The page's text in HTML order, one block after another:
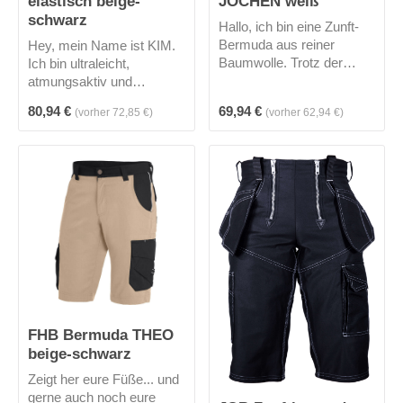
schwarz
Hey, mein Name ist KIM.
Ich bin ultraleicht,
atmungsaktiv und
FHB Vollzwirn-Gewebe.
Außerdem bin ich
widerstandsfähig im
Gesäß-, Schritt- und
Oberschenkelbereich
durch Cordura-Strech-
Material. Ich bin
körperbetont geschnitten,
besitze elastische 3D-
Frinlock-Einsätze für eine
Taschenbereich (Stift-,
Messer- und Zollstock)
verschließbarer
Regulärer Preis:
80,94 € (vorher 72,85 €)
Hallo, ich bin eine Zunft-
Bermuda aus reiner
Baumwolle. Trotz der
Doppel-Pilot Stoff ideal für
den Sommer, da er
angenehm zu tragen ist
und Feuchtigkeit
absorbiert. Mich gibt es in
3 Farben.
Regulärer Preis:
69,94 € (vorher 62,94 €)
FHB Bermuda THEO
beige-schwarz
Zeigt her eure Füße... und
gerne auch noch eure